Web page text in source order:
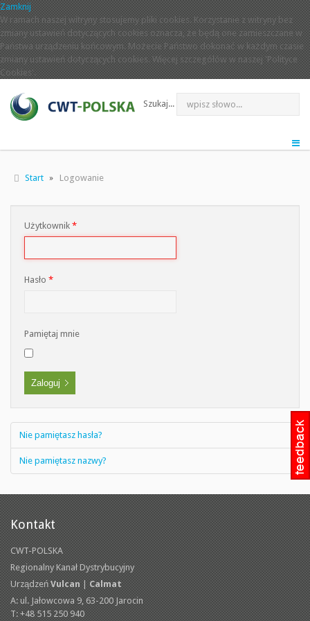
Zamknij
W ramach naszej witryny stosujemy pliki cookies. Korzystanie z witryny bez
zmiany ustawień dotyczących cookies oznacza, że będą one zamieszczane w
Państwa urządzeniu końcowym. Możecie Państwo dokonać w każdym czasie
zmiany ustawień dotyczących cookies. Więcej szczegółów w naszej 'Polityce
Cookies'.
Szukaj...
Start Logowanie
Użytkownik *
Hasło *
Pamiętaj mnie
Zaloguj
Nie pamiętasz hasła?
Nie pamiętasz nazwy?
Kontakt
CWT-POLSKA
Regionalny Kanał Dystrybucyjny
Urządzeń Vulcan
Calmat
A: ul. Jałowcowa 9, 63-200 Jarocin
T: +48 515 250 940